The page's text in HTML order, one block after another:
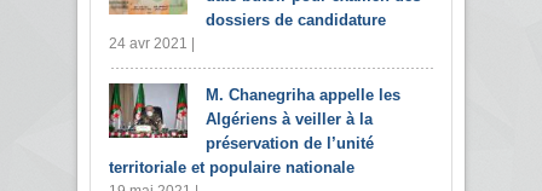
dossiers de candidature
24 avr 2021 |
M. Chanegriha appelle les
Algériens à veiller à la
préservation de l’unité
territoriale et populaire nationale